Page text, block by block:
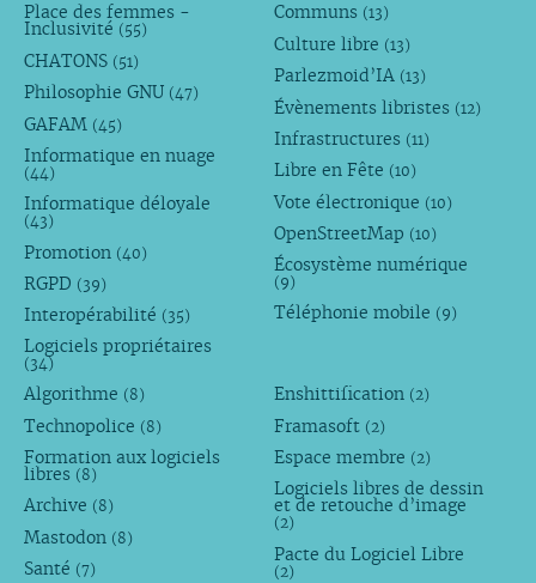
Place des femmes -
Inclusivité (55)
CHATONS (51)
Philosophie GNU (47)
GAFAM (45)
Informatique en nuage
(44)
Informatique déloyale
(43)
Promotion (40)
RGPD (39)
Interopérabilité (35)
Logiciels propriétaires
(34)
Communs (13)
Culture libre (13)
Parlezmoid’IA (13)
Évènements libristes (12)
Infrastructures (11)
Libre en Fête (10)
Vote électronique (10)
OpenStreetMap (10)
Écosystème numérique
(9)
Téléphonie mobile (9)
Algorithme (8)
Technopolice (8)
Formation aux logiciels
libres (8)
Archive (8)
Mastodon (8)
Santé (7)
Enshittification (2)
Framasoft (2)
Espace membre (2)
Logiciels libres de dessin
et de retouche d’image
(2)
Pacte du Logiciel Libre
(2)